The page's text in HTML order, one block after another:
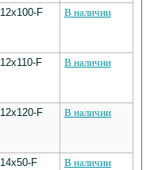
12х100-F В наличии
12х110-F В наличии
12х120-F В наличии
14х50-F В наличии